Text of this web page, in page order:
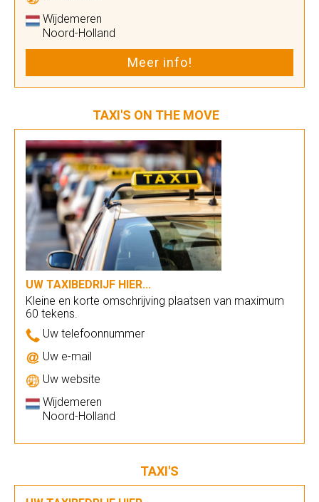
Wijdemeren
Noord-Holland
Meer info!
TAXI'S ON THE MOVE
UW TAXIBEDRIJF HIER...
Kleine en korte omschrijving plaatsen van maximum
60 tekens.
Uw telefoonnummer
Uw e-mail
Uw website
Wijdemeren
Noord-Holland
TAXI'S